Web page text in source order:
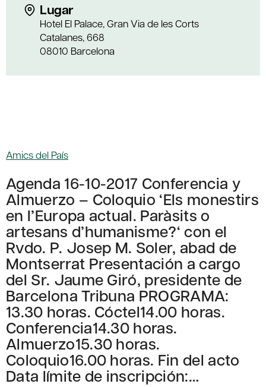
Lugar
Hotel El Palace, Gran Via de les Corts
Catalanes, 668
08010 Barcelona
Amics del País
Agenda 16-10-2017 Conferencia y
Almuerzo – Coloquio ‘Els monestirs
en l’Europa actual. Paràsits o
artesans d’humanisme?‘ con el
Rvdo. P. Josep M. Soler, abad de
Montserrat Presentación a cargo
del Sr. Jaume Giró, presidente de
Barcelona Tribuna PROGRAMA:
13.30 horas. Cóctel14.00 horas.
Conferencia14.30 horas.
Almuerzo15.30 horas.
Coloquio16.00 horas. Fin del acto
Data límite de inscripción:…